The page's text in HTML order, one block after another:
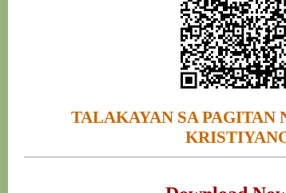
TALAKAYAN SA PAGITAN